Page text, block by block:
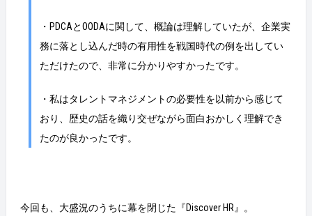
・PDCAとOODAに関して、概論は理解していたが、企業実
務に落とし込んだ時の有用性を戦国時代の例を出してい
ただけたので、非常に分かりやすかったです。
・私はタレントマネジメントの必要性を以前から感じて
おり、歴史の話を織り交ぜながら面白おかしく理解でき
たのが良かったです。
今回も、大盛況のうちに幕を閉じた『Discover HR』。